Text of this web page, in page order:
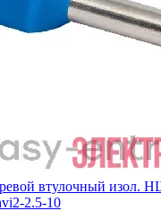
втулочный изол.
2.5-10